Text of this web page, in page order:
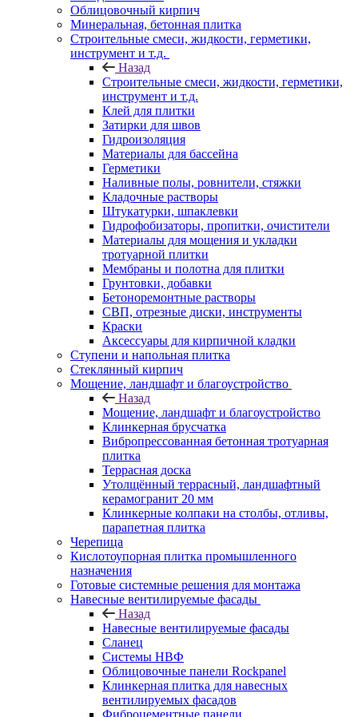
Облицовочный кирпич
Минеральная, бетонная плитка
Строительные смеси, жидкости, герметики,
инструмент и т.д.
Назад
Строительные смеси, жидкости, герметики,
инструмент и т.д.
Клей для плитки
Затирки для швов
Гидроизоляция
Материалы для бассейна
Герметики
Наливные полы, ровнители, стяжки
Кладочные растворы
Штукатурки, шпаклевки
Гидрофобизаторы, пропитки, очистители
Материалы для мощения и укладки
тротуарной плитки
Мембраны и полотна для плитки
Грунтовки, добавки
Бетоноремонтные растворы
СВП, отрезные диски, инструменты
Краски
Аксессуары для кирпичной кладки
Ступени и напольная плитка
Cтеклянный кирпич
Мощение, ландшафт и благоустройство
Назад
Мощение, ландшафт и благоустройство
Клинкерная брусчатка
Вибропрессованная бетонная тротуарная
плитка
Террасная доска
Утолщённый террасный, ландшафтный
керамогранит 20 мм
Клинкерные колпаки на столбы, отливы,
парапетная плитка
Черепица
Кислотоупорная плитка промышленного
назначения
Готовые системные решения для монтажа
Навесные вентилируемые фасады
Назад
Навесные вентилируемые фасады
Сланец
Системы НВФ
Облицовочные панели Rockpanel
Клинкерная плитка для навесных
вентилируемых фасадов
Фиброцементные панели